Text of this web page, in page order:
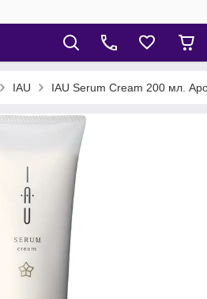
IAU IAU Serum Cream 200 мл.